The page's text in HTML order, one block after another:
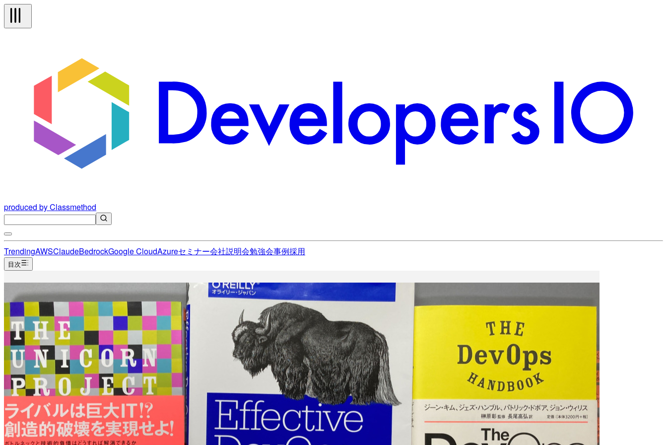
produced by Classmethod
TrendingAWSClaudeBedrockGoogle CloudAzureセミナー会社説明会勉強会事例採用
目次